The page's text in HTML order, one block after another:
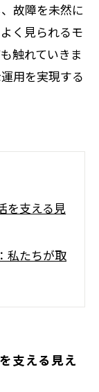
故障を未然に
く見られるモ
触れていきま
用を実現する
を支える見
私たちが取
ンテナンス
持ちさせ
支える見え